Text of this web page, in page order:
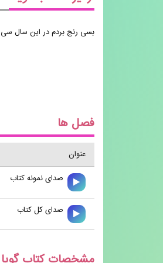
بسی رنج بردم در این سال
فصل ها
عنوان
صدای نمونه کتاب
صدای کل کتاب